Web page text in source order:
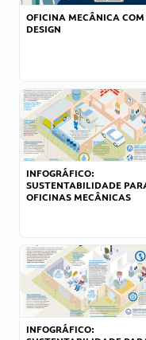
OFICINA MECÂNICA COM
DESIGN
INFOGRÁFICO:
SUSTENTABILIDADE
OFICINAS MECÂNICAS
INFOGRÁFICO: